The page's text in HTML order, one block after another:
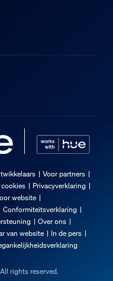
Voor partners
Privacyverklaring
website
Conformiteitsverklaring
Over ons
van website
In de pers
rights reserved.